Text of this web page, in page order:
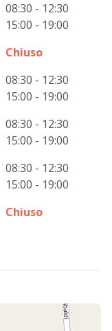
08:30 - 12:30
15:00 - 19:00
Chiuso
08:30 - 12:30
15:00 - 19:00
08:30 - 12:30
15:00 - 19:00
08:30 - 12:30
15:00 - 19:00
Chiuso